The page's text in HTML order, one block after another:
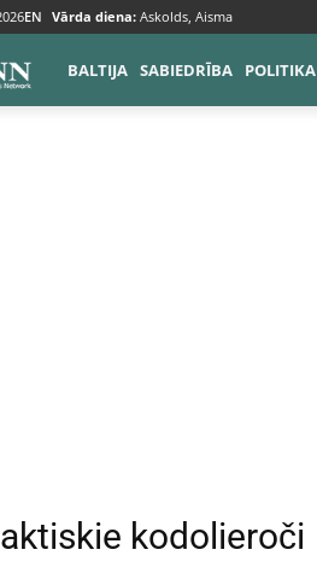
EN Vārda diena: Askolds, Aisma
BALTIJA SABIEDRĪBA POLITIKA
kodolieroči
kodolieroči